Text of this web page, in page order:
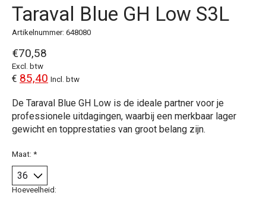
Taraval Blue GH Low S3L
Artikelnummer: 648080
€70,58
Excl. btw
€ 85,40 Incl. btw
De Taraval Blue GH Low is de ideale partner voor je
professionele uitdagingen, waarbij een merkbaar lager
gewicht en topprestaties van groot belang zijn.
Maat: *
Hoeveelheid: